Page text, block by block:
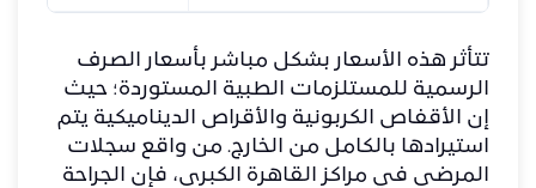
تتأثر هذه الأسعار بشكل مباشر بأسعار الصرف
الرسمية للمستلزمات الطبية المستوردة؛ حيث
إن الأقفاص الكربونية والأقراص الديناميكية يتم
استيرادها بالكامل من الخارج. من واقع سجلات
المرضى في مراكز القاهرة الكبرى، فإن الجراحة